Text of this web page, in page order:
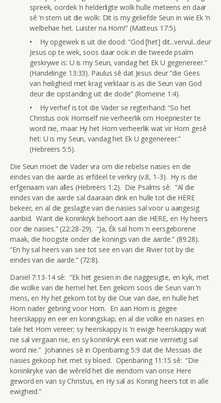
spreek, oordek ‘n helderligte wolk hulle meteens en daar
sê ‘n stem uit die wolk: Dit is my geliefde Seun in wie Ek ‘n
welbehae het. Luister na Hom!” (Matteus 17:5).
Hy opgewek is uit die dood: “God [het] dit...vervul...deur
Jesus op te wek, soos daar ook in die tweede psalm
geskrywe is: U is my Seun, vandag het Ek U gegenereer.”
(Handelinge 13:33). Paulus sê dat Jesus deur “die Gees
van heiligheid met krag verklaar is as die Seun van God
deur die opstanding uit die dode” (Romeine 1:4).
Hy verhef is tot die Vader se regterhand: “So het
Christus ook Homself nie verheerlik om Hoëpriester te
word nie, maar Hy het Hom verheerlik wat vir Hom gesê
het: U is my Seun, vandag het Ek U gegenereer.”
(Hebreërs 5:5).
Die Seun moet die Vader vra om die rebelse nasies en die
eindes van die aarde as erfdeel te verkry (v.8, 1-3). Hy is die
erfgenaam van alles (Hebreërs 1:2). Die Psalms sê: “Al die
eindes van die aarde sal daaraan dink en hulle tot die HERE
bekeer, en al die geslagte van die nasies sal voor u aangesig
aanbid. Want die koninkryk behoort aan die HERE, en Hy heers
oor die nasies.” (22:28-29). “Ja, Ék sal hom ‘n eersgeborene
maak, die hoogste onder die konings van die aarde.” (89:28).
“En hy sal heers van see tot see en van die Rivier tot by die
eindes van die aarde.” (72:8).
Daniël 7:13-14 sê: “Ek het gesien in die naggesigte, en kyk, met
die wolke van die hemel het Een gekom soos die Seun van ‘n
mens, en Hy het gekom tot by die Oue van dae, en hulle het
Hom nader gebring voor Hom. En aan Hom is gegee
heerskappy en eer en koningskap; en al die volke en nasies en
tale het Hom vereer; sy heerskappy is ‘n ewige heerskappy wat
nie sal vergaan nie, en sy koninkryk een wat nie vernietig sal
word nie.” Johannes sê in Openbaring 5:9 dat die Messias die
nasies gekoop het met sy bloed. Openbaring 11:15 sê: “Die
koninkryke van die wêreld het die eiendom van onse Here
geword en van sy Christus, en Hy sal as Koning heers tot in alle
ewigheid.”